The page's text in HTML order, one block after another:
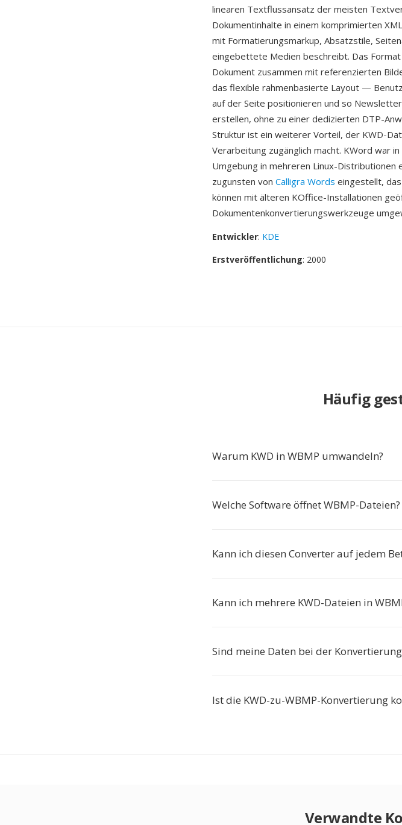
linearen Textflussansatz der meisten
Dokumentinhalte in einem komprimierten
mit Formatierungsmarkup, Absatzstile,
eingebettete Medien beschreibt. Das
Dokument zusammen mit referenzierten
das flexible rahmenbasierte Layout —
auf der Seite positionieren und so
erstellen, ohne zu einer dedizierten DTP-
Struktur ist ein weiterer Vorteil, der KWD-
Verarbeitung zugänglich macht. KWord war
Umgebung in mehreren Linux-Distributionen
zugunsten von Calligra Words eingestellt,
können mit älteren KOffice-Installationen
Dokumentenkonvertierungswerkzeuge
Entwickler: KDE
Erstveröffentlichung: 2000
Häufig
Warum KWD in WBMP umwandeln?
Welche Software öffnet WBMP-Dateien?
Kann ich diesen Converter auf jedem
Kann ich mehrere KWD-Dateien in
Sind meine Daten bei der
Ist die KWD-zu-WBMP-Konvertierung
Verwandte